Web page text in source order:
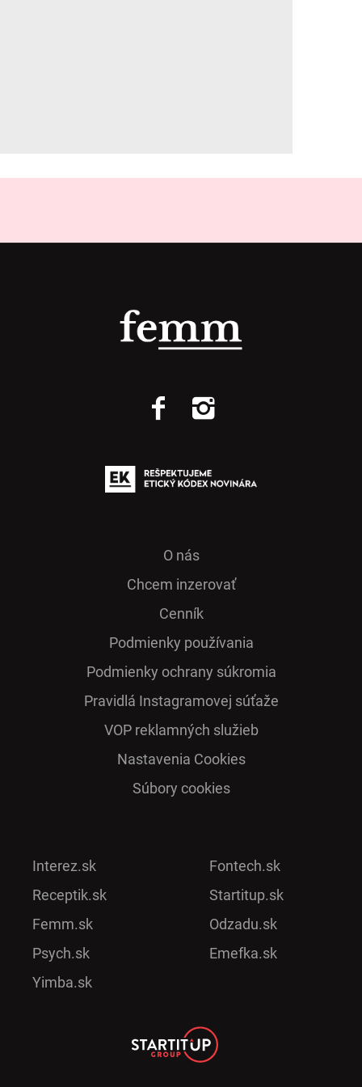
O nás
Chcem inzerovať
Cenník
Podmienky používania
Podmienky ochrany súkromia
Pra­vidlá Ins­ta­gra­mo­vej sú­ťaže
VOP reklamných služieb
Nastavenia Cookies
Súbory cookies
Interez.sk
Receptik.sk
Femm.sk
Psych.sk
Yimba.sk
Fontech.sk
Startitup.sk
Odzadu.sk
Emefka.sk